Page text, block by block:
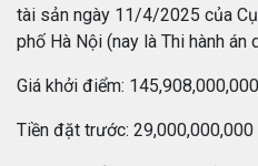
tài sản ngày 11/4/2025 của
phố Hà Nội (nay là Thi hành án
Giá khởi điểm:
Tiền đặt trước: 29,000,000,000